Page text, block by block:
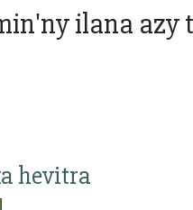
ilana azy
hevitra